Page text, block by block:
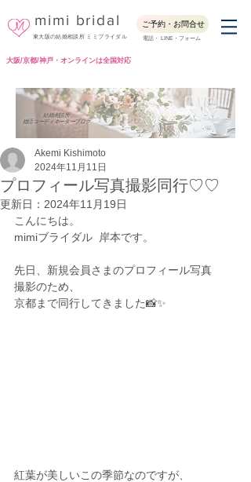
東大阪の結婚相談所 ミミブライダル
mimi bridal ご予約・お問合せ
電話・ LINE・フォーム
大阪/京都/神戸・オンラインは全国対応
結婚相談所
婚活コーディネーターブログ
Blog
プロフィール写真撮影同行♡♡
Akemi Kishimoto
2024年11月11日
更新日： 2024年11月19日
こんにちは。
mimiブライダル  岸本です。
先日、新規会員さまのプロフィール写真
撮影のため、
京都まで同行してきました📸✨
紅葉が美しいこの季節なのですが、